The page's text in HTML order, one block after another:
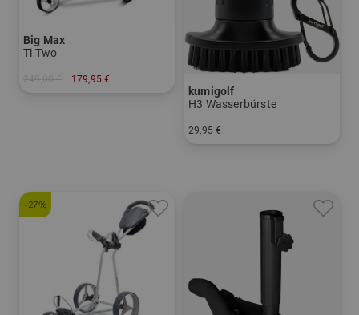
Big Max
Ti Two
179,95 €
kumigolf
H3 Wasserbürste
29,95 €
-27%